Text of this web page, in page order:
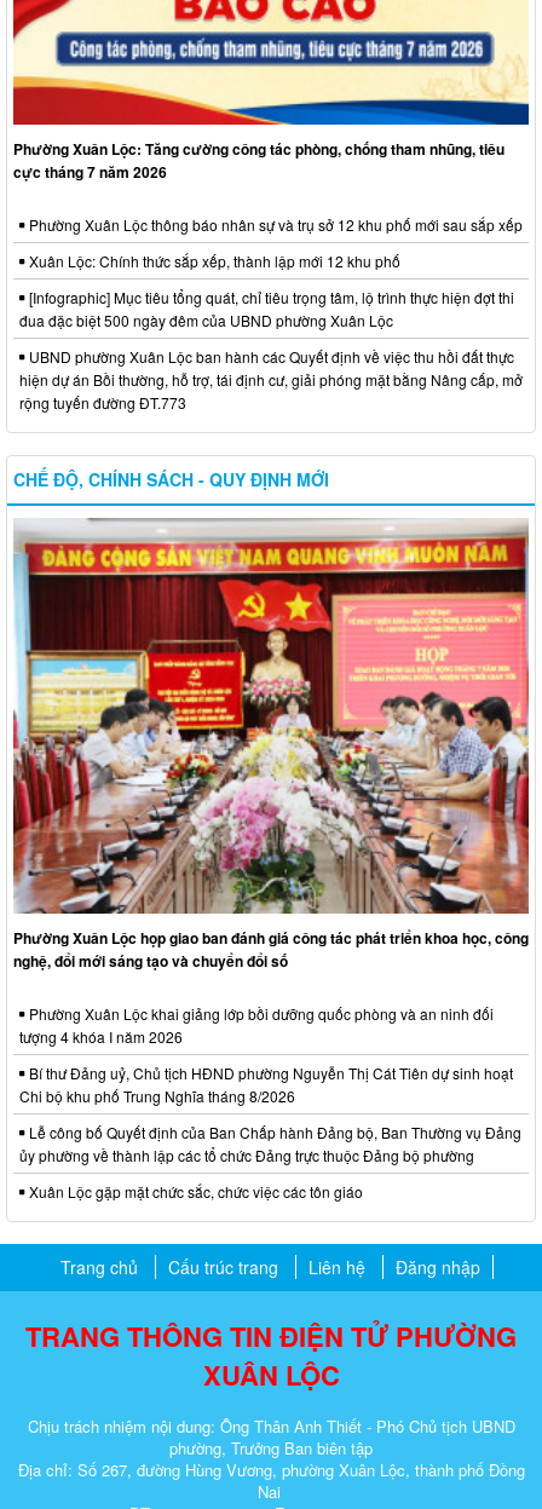
Phường Xuân Lộc: Tăng cường công tác phòng, chống tham nhũng, tiêu
cực tháng 7 năm 2026
Phường Xuân Lộc thông báo nhân sự và trụ sở 12 khu phố mới sau sắp xếp
Xuân Lộc: Chính thức sắp xếp, thành lập mới 12 khu phố
[Infographic] Mục tiêu tổng quát, chỉ tiêu trọng tâm, lộ trình thực hiện đợt thi
đua đặc biệt 500 ngày đêm của UBND phường Xuân Lộc
UBND phường Xuân Lộc ban hành các Quyết định về việc thu hồi đất thực
hiện dự án Bồi thường, hỗ trợ, tái định cư, giải phóng mặt bằng Nâng cấp, mở
rộng tuyến đường ĐT.773
CHẾ ĐỘ, CHÍNH SÁCH - QUY ĐỊNH MỚI
Phường Xuân Lộc họp giao ban đánh giá công tác phát triển khoa học, công
nghệ, đổi mới sáng tạo và chuyển đổi số
Phường Xuân Lộc khai giảng lớp bồi dưỡng quốc phòng và an ninh đối
tượng 4 khóa I năm 2026
Bí thư Đảng uỷ, Chủ tịch HĐND phường Nguyễn Thị Cát Tiên dự sinh hoạt
Chi bộ khu phố Trung Nghĩa tháng 8/2026
Lễ công bố Quyết định của Ban Chấp hành Đảng bộ, Ban Thường vụ Đảng
ủy phường về thành lập các tổ chức Đảng trực thuộc Đảng bộ phường
Xuân Lộc gặp mặt chức sắc, chức việc các tôn giáo
Trang chủ Cấu trúc trang Liên hệ Đăng nhập
TRANG THÔNG TIN ĐIỆN TỬ PHƯỜNG
XUÂN LỘC
Chịu trách nhiệm nội dung: Ông Thân Anh Thiết - Phó Chủ tịch UBND
phường, Trưởng Ban biên tập
Địa chỉ: Số 267, đường Hùng Vương, phường Xuân Lộc, thành phố Đồng
Nai